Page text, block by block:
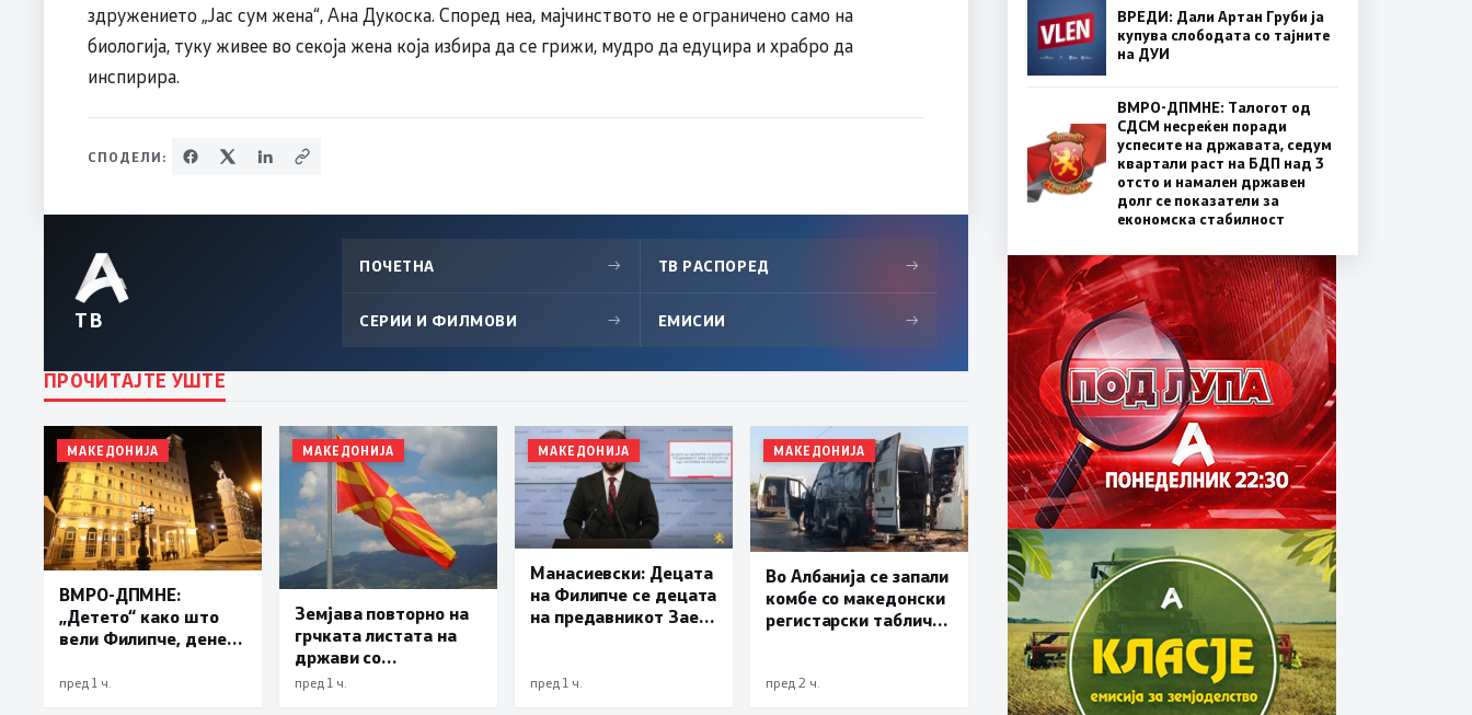
здружението „Јас сум жена“, Ана Дукоска. Според неа, мајчинството не е ограничено само на
биологија, туку живее во секоја жена која избира да се грижи, мудро да едуцира и храбро да
инспирира.
СПОДЕЛИ:
ТВ
ПОЧЕТНА → ТВ РАСПОРЕД →
СЕРИИ И ФИЛМОВИ → ЕМИСИИ →
ПРОЧИТАЈТЕ УШТЕ
МАКЕДОНИЈА
ВМРО-ДПМНЕ:
„Детето“ како што
вели Филипче, денес
дека во случајот во
пред 1 ч.
МАКЕДОНИЈА
Земјава повторно на
грчката листата на
држави со
привилегиран
пред 1 ч.
МАКЕДОНИЈА
Манасиевски: Децата
на Филипче се децата
на предавникот Заев,
пред 1 ч.
МАКЕДОНИЈА
Во Албанија се запали
комбе со македонски
регистарски таблички
пред 2 ч.
ВРЕДИ: Дали Артан Груби ја
купува слободата со тајните
на ДУИ
ВМРО-ДПМНЕ: Талогот од
СДСМ несреќен поради
успесите на државата, седум
квартали раст на БДП над 3
отсто и намален државен
долг се показатели за
економска стабилност